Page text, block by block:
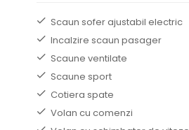
Scaun sofer ajustabil electric
Incalzire scaun pasager
Scaune ventilate
Scaune sport
Cotiera spate
Volan cu comenzi